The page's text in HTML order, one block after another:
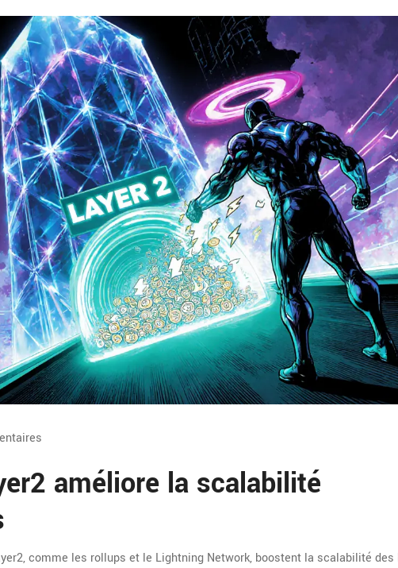
améliore la scalabilité
comme les rollups et le Lightning Network, boostent la scalabilité des